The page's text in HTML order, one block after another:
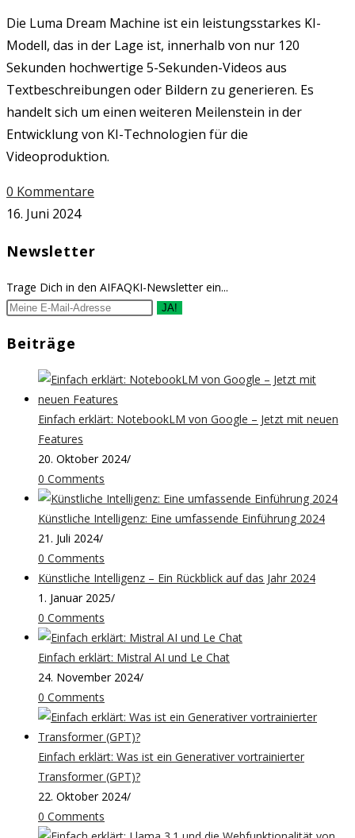
Die Luma Dream Machine ist ein leistungsstarkes KI-
Modell, das in der Lage ist, innerhalb von nur 120
Sekunden hochwertige 5-Sekunden-Videos aus
Textbeschreibungen oder Bildern zu generieren. Es
handelt sich um einen weiteren Meilenstein in der
Entwicklung von KI-Technologien für die
Videoproduktion.
0 Kommentare
16. Juni 2024
Newsletter
Trage Dich in den AIFAQKI-Newsletter ein...
JA!
Beiträge
Einfach erklärt: NotebookLM von Google – Jetzt mit neuen
Features
20. Oktober 2024/
0 Comments
Künstliche Intelligenz: Eine umfassende Einführung 2024
21. Juli 2024/
0 Comments
Künstliche Intelligenz – Ein Rückblick auf das Jahr 2024
1. Januar 2025/
0 Comments
Einfach erklärt: Mistral AI und Le Chat
24. November 2024/
0 Comments
Einfach erklärt: Was ist ein Generativer vortrainierter
Transformer (GPT)?
22. Oktober 2024/
0 Comments